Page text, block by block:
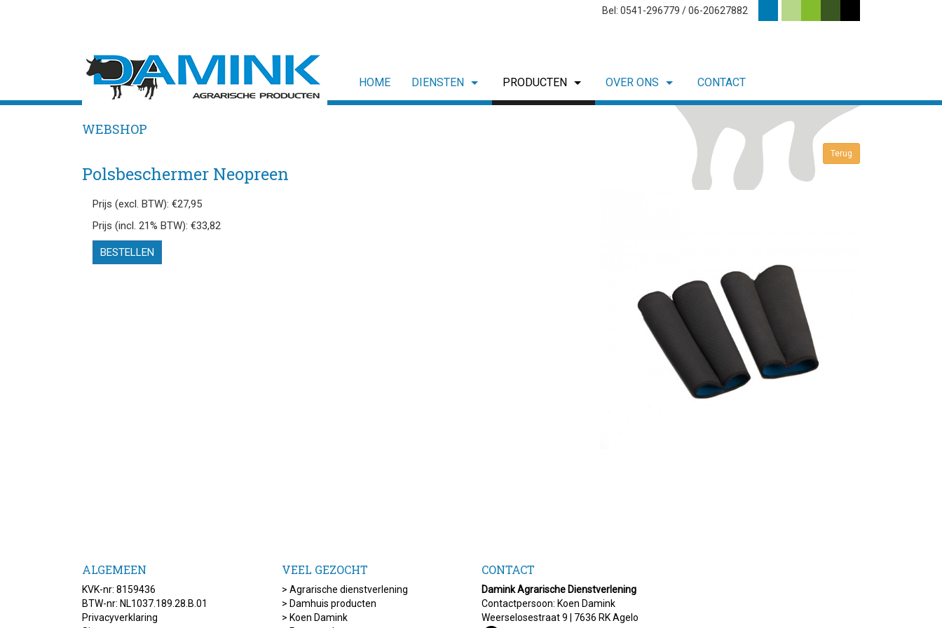
Bel: 0541-296779 / 06-20627882
HOME DIENSTEN PRODUCTEN OVER ONS CONTACT
WEBSHOP
Polsbeschermer Neopreen
Prijs (excl. BTW): €27,95
Prijs (incl. 21% BTW): €33,82
BESTELLEN
ALGEMEEN
KVK-nr: 8159436
BTW-nr: NL1037.189.28.B.01
Privacyverklaring
VEEL GEZOCHT
> Agrarische dienstverlening
> Damhuis producten
> Koen Damink
CONTACT
Damink Agrarische Dienstverlening
Contactpersoon: Koen Damink
Weerselosestraat 9 | 7636 RK Agelo